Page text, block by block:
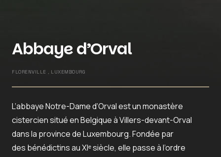
Abbaye d’Orval
FLORENVILLE , LUXEMBOURG
L’abbaye Notre-Dame d’Orval est un monastère
cistercien situé en Belgique à Villers-devant-Orval
dans la province de Luxembourg. Fondée par
des bénédictins au XIᵉ siècle, elle passe à l’ordre